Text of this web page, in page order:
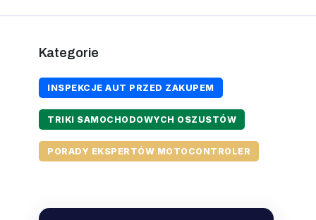
Kategorie
INSPEKCJE AUT PRZED ZAKUPEM
TRIKI SAMOCHODOWYCH OSZUSTÓW
PORADY EKSPERTÓW MOTOCONTROLER